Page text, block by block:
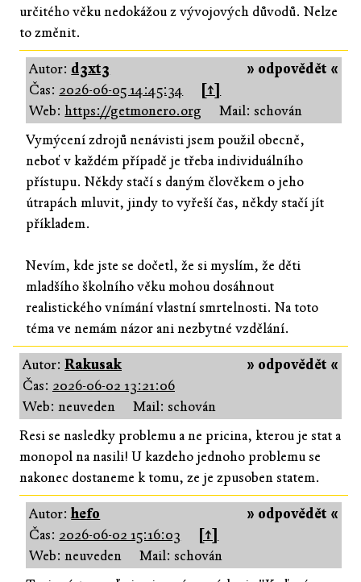
určitého věku nedokážou z vývojových důvodů. Nelze
to změnit.
» odpovědět «
Autor: d3xt3
Čas: 2026-06-05 14:45:34
[↑]
Web:https://getmonero.org
Mail: schován
Vymýcení zdrojů nenávisti jsem použil obecně,
neboť v každém případě je třeba individuálního
přístupu. Někdy stačí s daným člověkem o jeho
útrapách mluvit, jindy to vyřeší čas, někdy stačí jít
příkladem.
Nevím, kde jste se dočetl, že si myslím, že děti
mladšího školního věku mohou dosáhnout
realistického vnímání vlastní smrtelnosti. Na toto
téma ve nemám názor ani nezbytné vzdělání.
» odpovědět «
Autor: Rakusak
Čas: 2026-06-02 13:21:06
Web: neuveden
Mail: schován
Resi se nasledky problemu a ne pricina, kterou je stat a
monopol na nasili! U kazdeho jednoho problemu se
nakonec dostaneme k tomu, ze je zpusoben statem.
» odpovědět «
Autor:hefo
Čas: 2026-06-02 15:16:03
[↑]
Web: neuveden
Mail: schován